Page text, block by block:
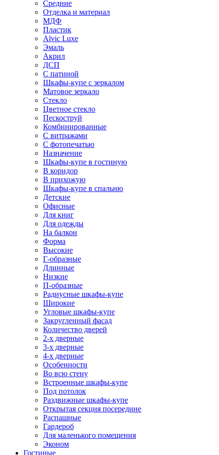
Средние
Отделка и материал
МДФ
Пластик
Alvic Luxe
Эмаль
Акрил
ДСП
С патиной
Шкафы-купе с зеркалом
Матовое зеркало
Стекло
Цветное стекло
Пескоструй
Комбинированные
С витражами
С фотопечатью
Назначение
Шкафы-купе в гостиную
В коридор
В прихожую
Шкафы-купе в спальню
Детские
Офисные
Для книг
Для одежды
На балкон
Форма
Высокие
Г-образные
Длинные
Низкие
П-образные
Радиусные шкафы-купе
Широкие
Угловые шкафы-купе
Закругленный фасад
Количество дверей
2-х дверные
3-х дверные
4-х дверные
Особенности
Во всю стену
Встроенные шкафы-купе
Под потолок
Раздвижные шкафы-купе
Открытая секция посередине
Распашные
Гардероб
Для маленького помещения
Эконом
Гостиные